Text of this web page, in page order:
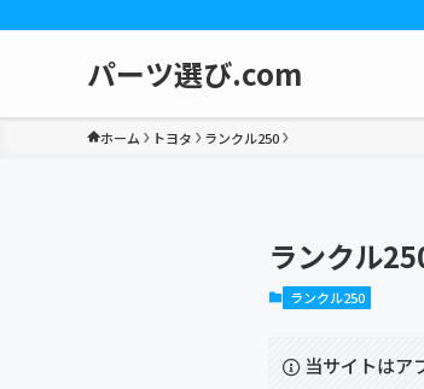
パーツ選び.com
ホーム トヨタ ランクル250
ランクル
ランクル250
当サイトはア